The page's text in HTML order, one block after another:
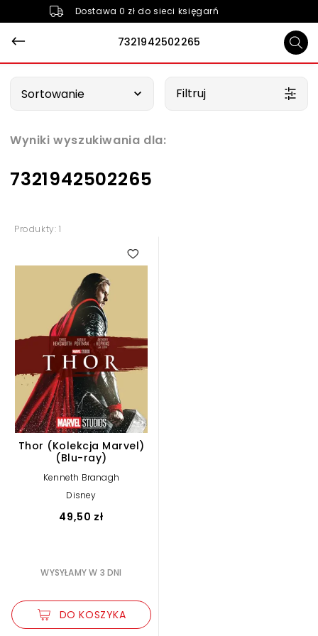
Dostawa 0 zł do sieci księgarń
7321942502265
Wyniki wyszukiwania dla:
7321942502265
Sortowanie Filtruj
Produkty: 1
Thor (Kolekcja Marvel)
(Blu-ray)
Kenneth Branagh
Disney
49,50 zł
WYSYŁAMY W 3 DNI
DO KOSZYKA